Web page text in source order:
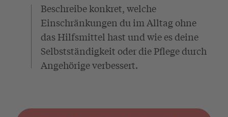
Beschreibe konkret, welche
Einschränkungen du im Alltag ohne
das Hilfsmittel hast und wie es deine
Selbstständigkeit oder die Pflege durch
Angehörige verbessert.